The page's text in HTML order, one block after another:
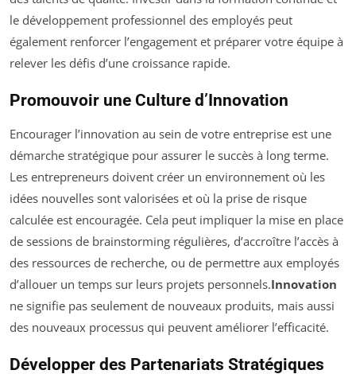
le développement professionnel des employés peut
également renforcer l’engagement et préparer votre équipe à
relever les défis d’une croissance rapide.
Promouvoir une Culture d’Innovation
Encourager l’innovation au sein de votre entreprise est une
démarche stratégique pour assurer le succès à long terme.
Les entrepreneurs doivent créer un environnement où les
idées nouvelles sont valorisées et où la prise de risque
calculée est encouragée. Cela peut impliquer la mise en place
de sessions de brainstorming régulières, d’accroître l’accès à
des ressources de recherche, ou de permettre aux employés
d’allouer un temps sur leurs projets personnels.Innovation
ne signifie pas seulement de nouveaux produits, mais aussi
des nouveaux processus qui peuvent améliorer l’efficacité.
Développer des Partenariats Stratégiques